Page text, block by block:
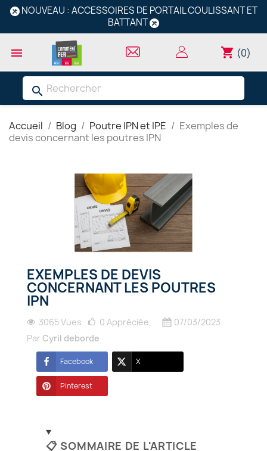
NOUVEAU : ACCESSOIRES DE PORTAIL COULISSANT ET
BATTANT
 shopping_cart (0)
search
Accueil Blog Poutre IPN et IPE
Exemples de
devis concernant les poutres IPN
EXEMPLES DE DEVIS
CONCERNANT LES POUTRES
IPN
3065 Vues 0 Appréciée
07/03/2023
ParCyril deborde
Facebook X
Pinterest
📋 SOMMAIRE DE L'ARTICLE